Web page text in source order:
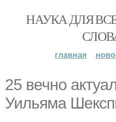
НАУКА ДЛЯ
главная
25 вечно
Уильяма